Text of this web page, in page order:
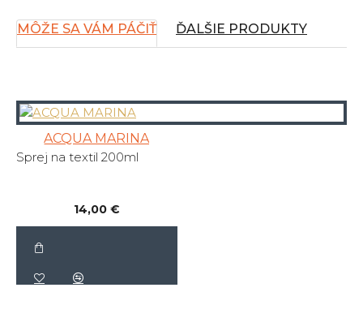
MÔŽE SA VÁM PÁČIŤ ĎALŠIE PRODUKTY
ACQUA MARINA
Sprej na textil 200ml
14,00 €